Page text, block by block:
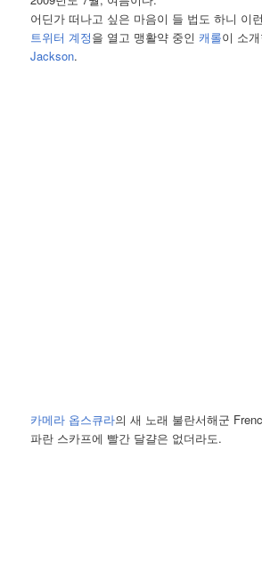
어딘가 떠나고 싶은 마음이 들 법도 하니 이
트위터 계정을 열고 맹활약 중인캐롤이 소
Jackson.
카메라 옵스큐라의 새 노래 불란서해군
파란 스카프에 빨간 달걀은 없더라도.